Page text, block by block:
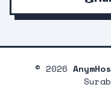
© 2026